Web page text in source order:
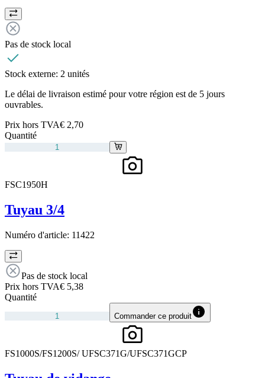
Pas de stock local
Stock externe: 2 unités
Le délai de livraison estimé pour votre région est de 5 jours
ouvrables.
Prix hors TVA€ 2,70
Quantité
FSC1950H
Tuyau 3/4
Numéro d'article: 11422
Pas de stock local
Prix hors TVA€ 5,38
Quantité
Commander ce produit
FS1000S/FS1200S/ UFSC371G/UFSC371GCP